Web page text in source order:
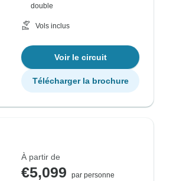
double
Vols inclus
Voir le circuit
Télécharger la brochure
À partir de
€5,099
par personne